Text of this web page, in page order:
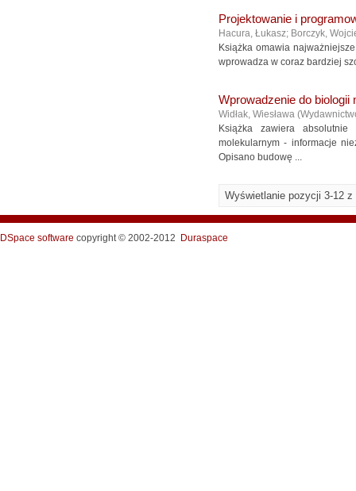
Projektowanie i
Hacura, Łukasz; Borczyk,
Książka omawia
wprowadza w coraz bardziej
Wprowadzenie do biologii
Widłak, Wiesława (
Książka zawiera
molekularnym - informacje
Opisano budowę ...
Wyświetlanie pozycji 3-12 z
DSpace software copyright © 2002-2012 Duraspace